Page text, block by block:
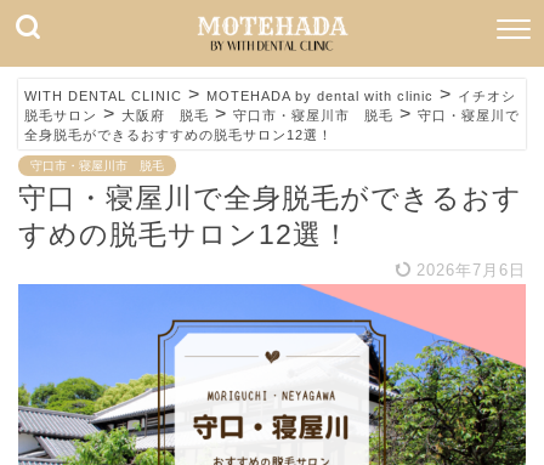
WITH DENTAL CLINIC > MOTEHADA by dental with clinic > イチオシ
脱毛サロン > 大阪府 脱毛 > 守口市・寝屋川市 脱毛 > 守口・寝屋川で
全身脱毛ができるおすすめの脱毛サロン12選！
守口市・寝屋川市 脱毛
守口・寝屋川で全身脱毛ができるおす
すめの脱毛サロン12選！
2026年7月6日